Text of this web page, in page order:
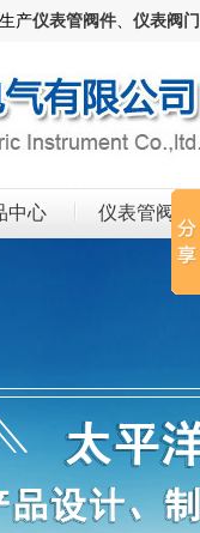
产仪表管阀件、 仪表阀门
中心 仪表管阀件